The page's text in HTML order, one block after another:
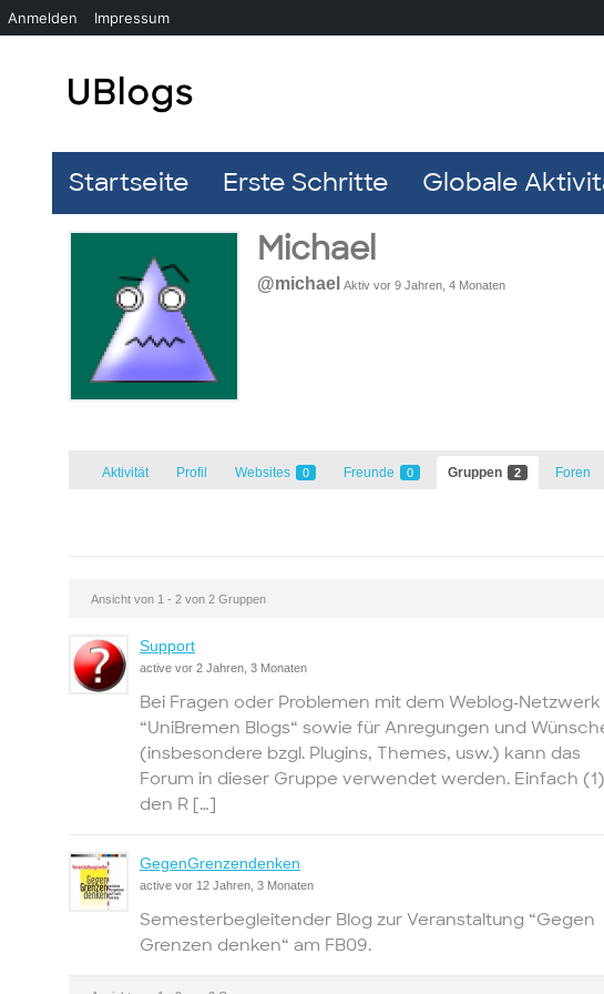
Startseite Erste Schritte Globale
Michael
@michael Aktiv vor 9 Jahren, 4 Monaten
Aktivität Profil Websites 0 Freunde 0 Gruppen 2 Foren
Ansicht von 1 - 2 von 2 Gruppen
Support
active vor 2 Jahren, 3 Monaten
Bei Fragen oder Problemen mit dem Weblog-Netzwerk
“UniBremen Blogs“ sowie für Anregungen und
(insbesondere bzgl. Plugins, Themes, usw.) kann das
Forum in dieser Gruppe verwendet werden. Einfach (1)
den R […]
GegenGrenzendenken
active vor 12 Jahren, 3 Monaten
Semesterbegleitender Blog zur Veranstaltung “Gegen
Grenzen denken“ am FB09.
Anmelden Impressum